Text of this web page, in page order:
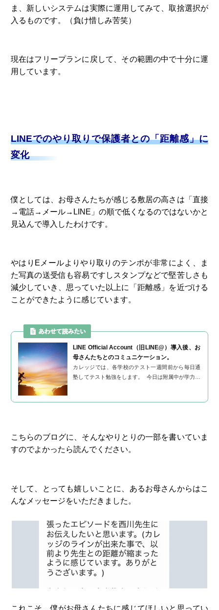
ま、新しいシステムは実際に運用してみて、取捨選択が
入るものです。（負け惜しみ苦笑）
現在はフリープランに戻して、その範囲の中で十分に運
用しています。
LINEでのやり取りで保護者との「距離感」に
変化
僕としては、お母さんたちが感じる敷居の高さは「直接
→電話→メール→LINE」の順で低くなるのではないかと
見込んで導入したわけです。
やはりEメールよりやり取りのテンポが非常によく、ま
た写真の送受信も容易ですしスタンプなどで堅苦しさも
減少していき、思っていた以上に「距離感」を近づける
ことができたように感じています。
LINE Official Account（旧LINE@）導入後、お
母さんたちとのコミュニケーション。
カレッジでは、各学校のテスト一週間前から毎日通
塾してテスト勉強をします。 今日は附属中が学力テ
こちらのブログに、そんなやりとりの一部を書いていま
すのでよかったら読んでください。
そして、とっても嬉しいことに、あるお母さんからはこ
んなメッセージをいただきました。
これこそ、僕がお母さんたちに感じてほしいと思ってい